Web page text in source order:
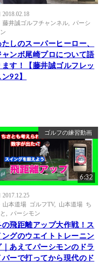
2018.02.18
藤井誠ゴルフチャンネル
パーシ
たしのスーパーヒーロー、
ャンボ尾崎プロについて語
ます！【藤井誠ゴルフレッ
ン92】
ゴルフの練習動画
6:32
2017.12.25
山本道場 ゴルフTV, 山本道場 ち
パーシモン
の飛距離アップ大作戦！ス
ングのウエイトトレーニン
｜あえてパーシモンのドラ
バーで打ってから現代のド